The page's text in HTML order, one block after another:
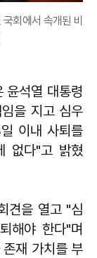
회에서 속개된 비
윤석열 대통령
을 지고 심우
이내 사퇴를
없다"고 밝혔
견을 열고 "심
해야 한다"며
재 가치를 부